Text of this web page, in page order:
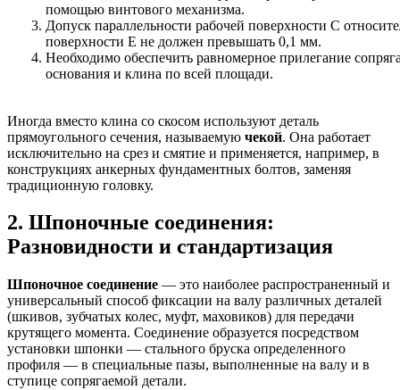
помощью винтового механизма.
Допуск параллельности рабочей поверхности С
поверхности Е не должен превышать 0,1 мм.
Необходимо обеспечить равномерное прилегание
основания и клина по всей площади.
Иногда вместо клина со скосом используют деталь
прямоугольного сечения, называемую чекой. Она работает
исключительно на срез и смятие и применяется, например, в
конструкциях анкерных фундаментных болтов, заменяя
традиционную головку.
2. Шпоночные соединения:
Разновидности и стандартизация
Шпоночное соединение — это наиболее распространенный и
универсальный способ фиксации на валу различных деталей
(шкивов, зубчатых колес, муфт, маховиков) для передачи
крутящего момента. Соединение образуется посредством
установки шпонки — стального бруска определенного
профиля — в специальные пазы, выполненные на валу и в
ступице сопрягаемой детали.